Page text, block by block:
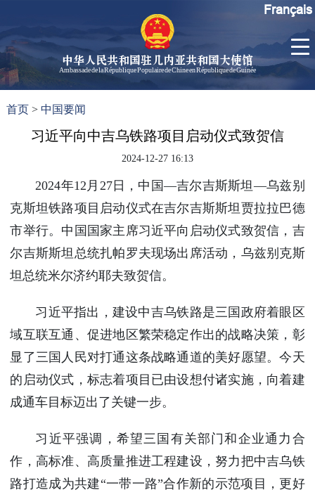
中华人民共和国驻几内亚共和国大使馆
Ambassade de la République Populaire de Chine en République de Guinée
大使信
使欢迎
辞
孙勇大
使简历
中国历
使
使馆信
使馆领
导及部
联系方
使馆掠
影
几
Français
首页 >中国要闻
习近平向中吉乌铁路项目启动仪式致贺信
2024-12-27 16:13
2024年12月27日，中国—吉尔吉斯斯坦—乌兹别
克斯坦铁路项目启动仪式在吉尔吉斯斯坦贾拉拉巴德
市举行。中国国家主席习近平向启动仪式致贺信，吉
尔吉斯斯坦总统扎帕罗夫现场出席活动，乌兹别克斯
坦总统米尔济约耶夫致贺信。
习近平指出，建设中吉乌铁路是三国政府着眼区
域互联互通、促进地区繁荣稳定作出的战略决策，彰
显了三国人民对打通这条战略通道的美好愿望。今天
的启动仪式，标志着项目已由设想付诸实施，向着建
成通车目标迈出了关键一步。
习近平强调，希望三国有关部门和企业通力合
作，高标准、高质量推进工程建设，努力把中吉乌铁
路打造成为共建“一带一路”合作新的示范项目，更好